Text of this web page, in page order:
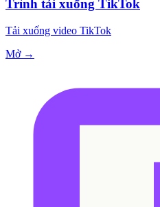
Trình tải xuống TikTok
Tải xuống video TikTok
Mở →